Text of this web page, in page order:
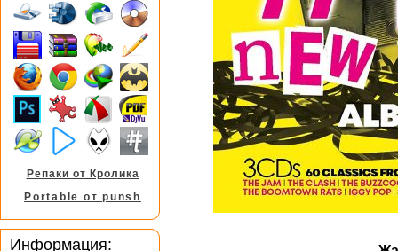
Репаки от Кролика
Portable от punsh
Информация: